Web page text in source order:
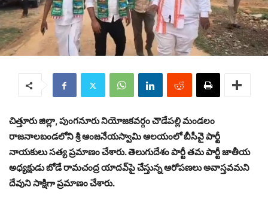
చిత్తూరు జిల్లా, పుంగనూరు నియోజకవర్గం చౌడేపల్లి మండలం
రాజనాలబండలోని శ్రీ ఆంజనేయస్వామి ఆలయంలో బీసీవై పార్టీ
నాయకులు సత్య ప్రమాణం చేశారు. తెలుగుదేశం పార్టీ తమ పార్టీ జాతీయ
అధ్యక్షుడు బోడే రామచంద్ర యాదవ్‌పై చేస్తున్న ఆరోపణలు అవాస్తవమని
దేవుని సాక్షిగా ప్రమాణం చేశారు.